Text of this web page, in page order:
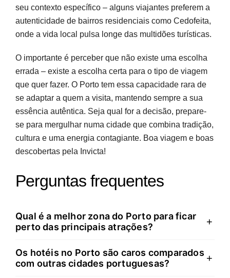
seu contexto específico – alguns viajantes preferem a
autenticidade de bairros residenciais como Cedofeita,
onde a vida local pulsa longe das multidões turísticas.
O importante é perceber que não existe uma escolha
errada – existe a escolha certa para o tipo de viagem
que quer fazer. O Porto tem essa capacidade rara de
se adaptar a quem a visita, mantendo sempre a sua
essência autêntica. Seja qual for a decisão, prepare-
se para mergulhar numa cidade que combina tradição,
cultura e uma energia contagiante. Boa viagem e boas
descobertas pela Invicta!
Perguntas frequentes
Qual é a melhor zona do Porto para ficar
perto das principais atrações?
+
A Baixa e o centro histórico são as zonas mais
práticas. Colocam o viajante a poucos minutos a pé da
Os hotéis no Porto são caros comparados
com outras cidades portuguesas?
+